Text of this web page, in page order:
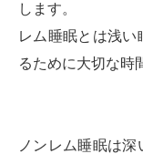
します。
レム睡眠とは浅
るために大切な時
ノンレム睡眠は